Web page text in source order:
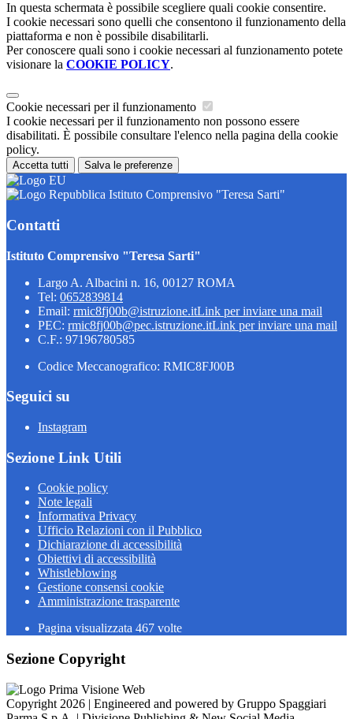
In questa schermata è possibile scegliere quali cookie consentire.
I cookie necessari sono quelli che consentono il funzionamento della
piattaforma e non è possibile disabilitarli.
Per conoscere quali sono i cookie necessari al funzionamento potete
visionare la COOKIE POLICY.
Cookie necessari per il funzionamento
I cookie necessari per il funzionamento non possono essere
disabilitati. È possibile consultare l'elenco nella pagina della cookie
policy.
Accetta tutti Salva le preferenze
Istituto Comprensivo "Teresa Sarti"
Contatti
Istituto Comprensivo "Teresa Sarti"
Largo A. Albacini n. 16, 00127 ROMA
Tel: 0652839814
Email: rmic8fj00b@istruzione.itLink per inviare una mail
PEC: rmic8fj00b@pec.istruzione.itLink per inviare una mail
C.F.: 97196780585
Codice Meccanografico: RMIC8FJ00B
Seguici su
Instagram
Sezione Link Utili
Cookie policy
Note legali
Informativa Privacy
Ufficio Relazioni con il Pubblico
Dichiarazione di accessibilità
Obiettivi di accessibilità
Whistleblowing
Gestione consensi cookie
Amministrazione trasparente
Pagina visualizzata 467 volte
Sezione Copyright
Copyright 2026 | Engineered and powered by Gruppo Spaggiari